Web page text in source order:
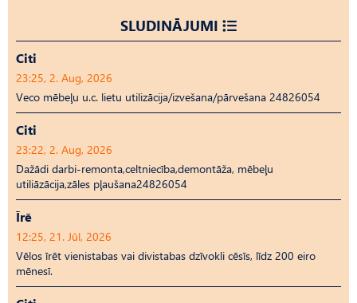
SLUDINĀJUMI
Citi
23:25, 2. Aug, 2026
Veco mēbeļu u.c. lietu utilizācija/izvešana/pārvešana 24826054
Citi
23:22, 2. Aug, 2026
Dažādi darbi-remonta,celtniecība,demontāža, mēbeļu
utiliāzācija,zāles pļaušana24826054
Īrē
12:25, 21. Jūl, 2026
Vēlos īrēt vienistabas vai divistabas dzīvokli cēsīs, līdz 200 eiro
mēnesī.